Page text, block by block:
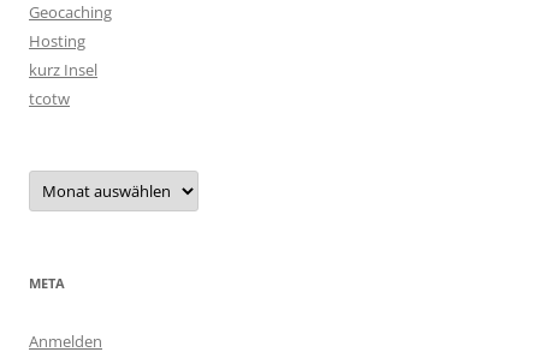
Geocaching
Hosting
kurz Insel
tcotw
Archiv
META
Anmelden